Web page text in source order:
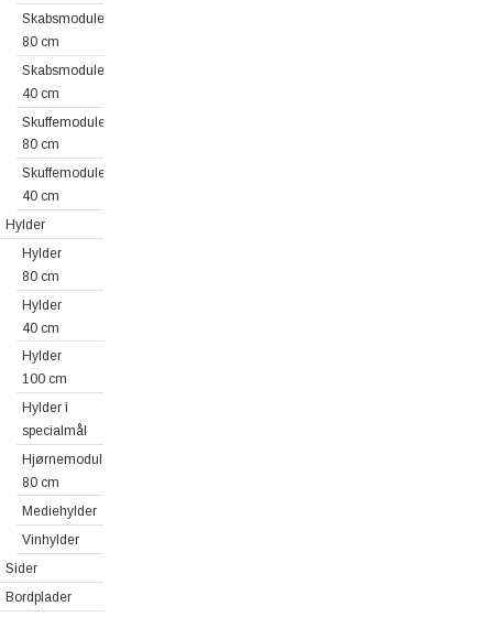
Skabsmoduler
80 cm
Skabsmoduler
40 cm
Skuffemoduler
80 cm
Skuffemoduler
40 cm
Hylder
Hylder
80 cm
Hylder
40 cm
Hylder
100 cm
Hylder i
specialmål
Hjørnemoduler
80 cm
Mediehylder
Vinhylder
Sider
Bordplader